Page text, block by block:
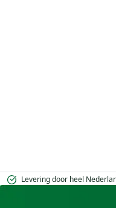
Levering door heel